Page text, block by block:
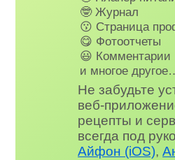
🤓 Журнал
😗 Страница
😋 Фотоотчеты
😃 Комментарии
и многое
Не забудьте
веб-
рецепты и
всегда под
Айфон (iOS),